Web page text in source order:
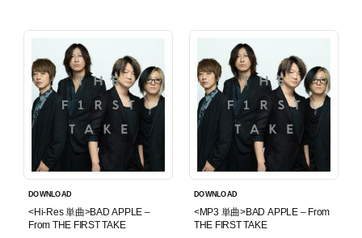
DOWNLOAD
<Hi-Res 単曲>BAD APPLE –
From THE FIRST TAKE
DOWNLOAD
<MP3 単曲>BAD APPLE – From
THE FIRST TAKE